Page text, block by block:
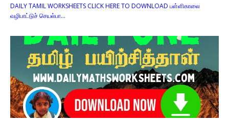
DAILY TAMIL WORKSHEETS CLICK HERE TO DOWNLOAD பள்ளிகாலை
வழிபாட்டுச் செயல்பா…